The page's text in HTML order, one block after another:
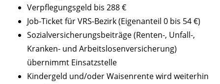
Verpflegungsgeld bis 288 €
Job-Ticket für VRS-Bezirk (Eigenanteil 0 bis 54 €)
Sozialversicherungsbeiträge (Renten-, Unfall-,
Kranken- und Arbeitslosenversicherung)
übernimmt Einsatzstelle
Kindergeld und/oder Waisenrente wird weiterhin